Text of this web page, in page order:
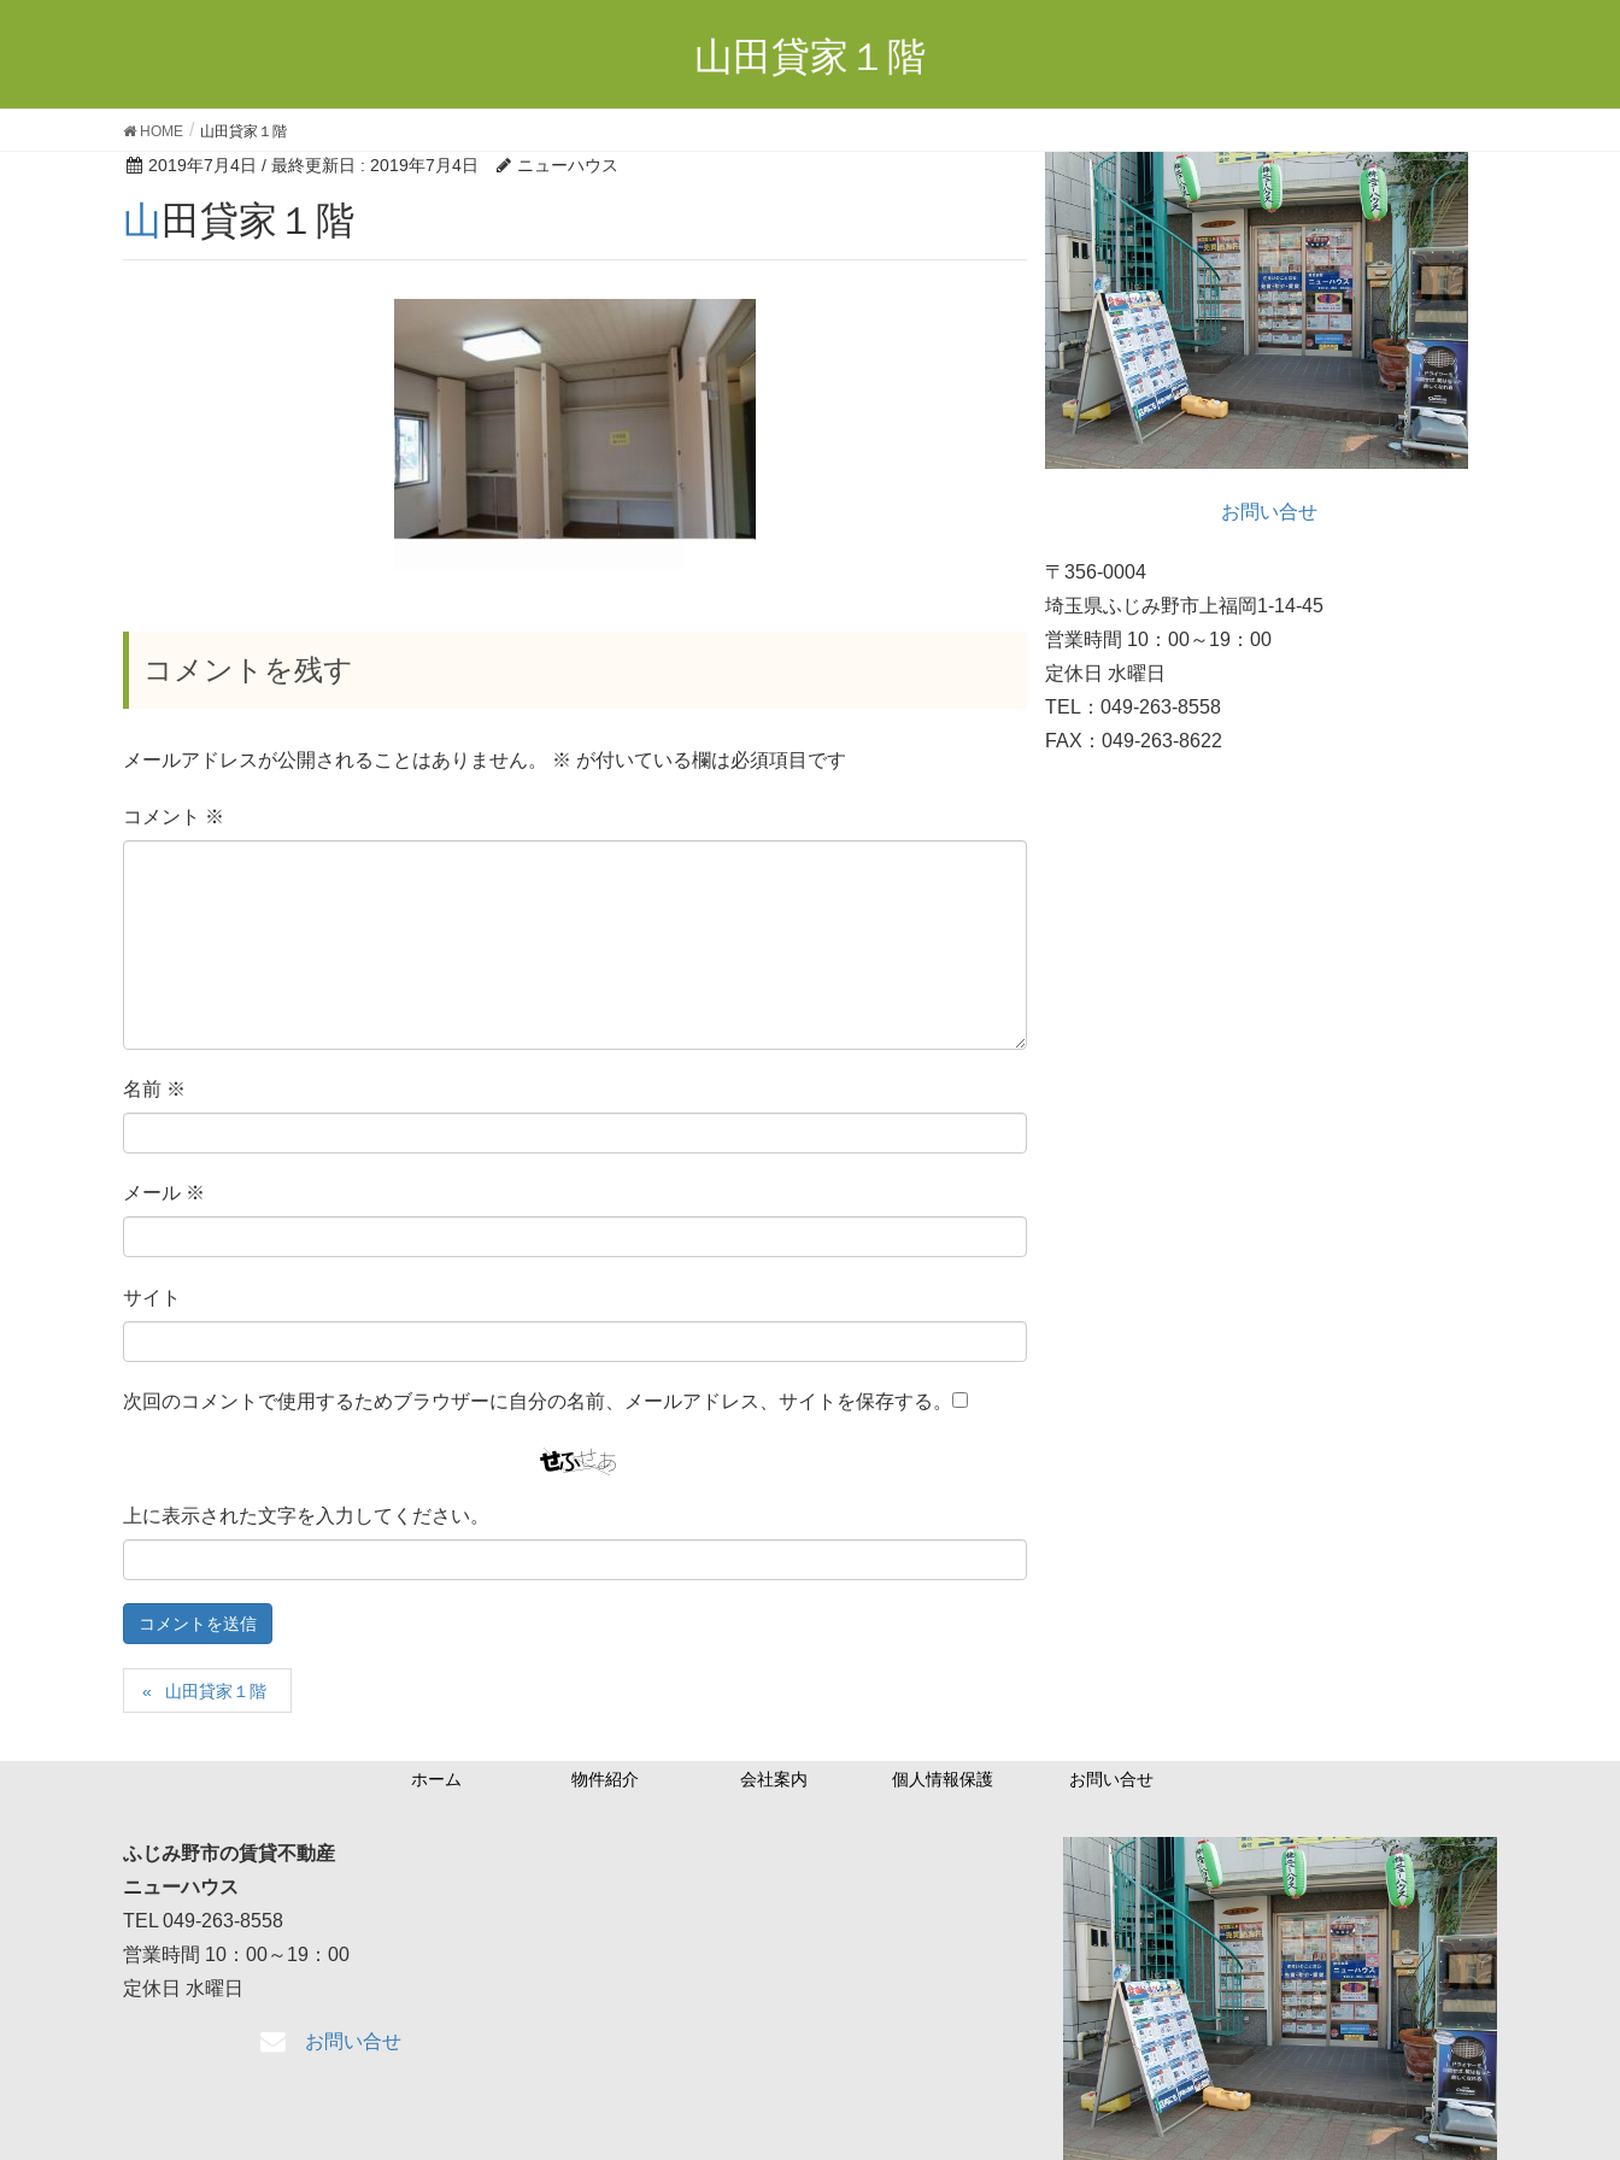
山田貸家１階
HOME 山田貸家１階
2019年7月4日 / 最終更新日 : 2019年7月4日 ニューハウス
山田貸家１階
コメントを残す
メールアドレスが公開されることはありません。 ※ が付いている欄は必須項目です
コメント ※
名前 ※
メール ※
サイト
次回のコメントで使用するためブラウザーに自分の名前、メールアドレス、サイトを保存する。
上に表示された文字を入力してください。
山田貸家１階
お問い合せ
〒356-0004
埼玉県ふじみ野市上福岡1-14-45
営業時間 10：00～19：00
定休日 水曜日
TEL：049-263-8558
FAX：049-263-8622
ホーム 物件紹介 会社案内 個人情報保護 お問い合せ
ふじみ野市の賃貸不動産
ニューハウス
TEL 049-263-8558
営業時間 10：00～19：00
定休日 水曜日
お問い合せ